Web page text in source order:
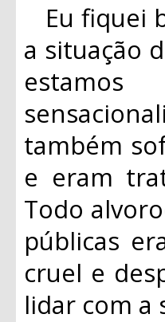
Eu fiquei
a situação
estamos
também
e eram
Todo
públicas
cruel e
lidar com a